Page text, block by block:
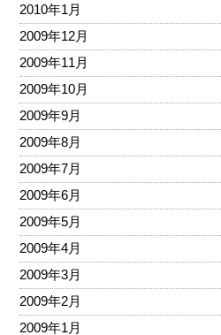
2010年1月
2009年12月
2009年11月
2009年10月
2009年9月
2009年8月
2009年7月
2009年6月
2009年5月
2009年4月
2009年3月
2009年2月
2009年1月